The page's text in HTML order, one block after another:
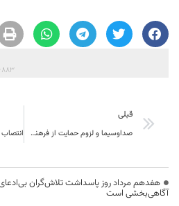
قبلی
صداوسیما و لزوم حمایت از فرهنگ ایرانی و اسلامی بدون سیاست زدگی
هفدهم مرداد روز پاسداشت تلاش‌گران
آگاهی‌بخشی است